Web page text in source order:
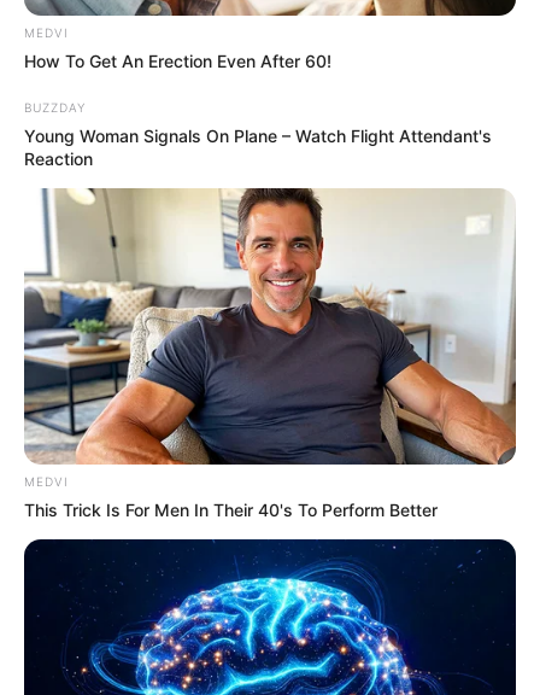
จะมีงานเลี้ยงพิเศษเกิดขึ้น จะได้พบเพื่อนที่ส่งผลดี
สนับสนุนเรา อาจจะมีเรื่องให้ตัดสินใจในเรื่องการเงิน การ
ลงทุน ตัดสินใจให้ดีมีโอกาสรวย
ดูดวง พยากรณ์ดวงชะตา คนเกิดประจำวันพฤหัสบดี
ดูดวงไพ่ยิปซีกับ อาจารย์ คฑา (คำทำนายในช่วงเวลา
เดือนกรกฎาคม 2557)
สิ่งที่คิดไว้มีโอกาสประสบความสำเร็จ มีผู้ใหญ่ให้การส่ง
เสริมสนับสนุนดี และจะได้พบเจอความรักที่มีความสุข
สดชื่น จะมีข่าวดีที่รอคอยเกิดขึ้น
ดูดวง พยากรณ์ดวงชะตา คนเกิดประจำวันศุกร์
ดูดวงไพ่ยิปซีกับ อาจารย์ คฑา (คำทำนายในช่วงเวลา
เดือนกรกฎาคม 2557)
ต้องระวังอุบัติเหตุและสุขภาพของญาติผู้ใหญ่ สำหรับด้าน
ความรัก คนที่โสดจะได้เจอความรัก แต่ต้องระวังเพราะ
อาจจะเป็นรักลวงตา
MEDVI
How To Get An Erection Even After 60!
BUZZDAY
Young Woman Signals On Plane – Watch Flight Attendant's
Reaction
MEDVI
This Trick Is For Men In Their 40's To Perform Better